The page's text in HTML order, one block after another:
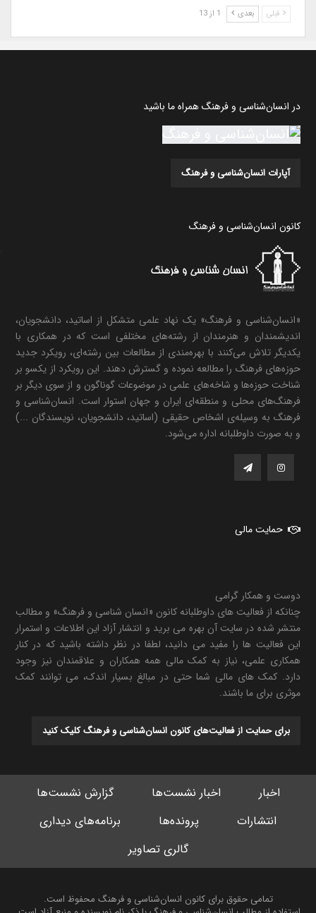
قبلی بعدی
در انسان‌شناسی و فرهنگ همراه ما باشید
آپارات انسان‌شناسی و فرهنگ
کانون انسان‌شناسی و فرهنگ
«انسان‌شناسی و فرهنگ» یک نهاد علمی متشکل از اساتید، دانشجویان،
اندیشمندان و هنرمندان از رشته‌های مختلفی است که در همکاری با
یکدیگر تلاش می‌کنند با بهره‌مندی از مطالعات بین رشته‌ای، رویکرد جدید
حوزه‌های فرهنگ را مطالعه نموده و گسترش دهند. این رویکرد از یکسو بر
شناخت حوزه‌ها و شاخه‌های علمی در موضوعات گوناگون و از سوی دیگر بر
فرهنگ‌های محلی و منطقه‌ای ایران و جهان استوار است. انسان‌شناسی و
فرهنگ به وسیله‌ی اشخاص حقیقی (اساتید، دانشجویان، نویسندگان ...)
و به صورت داوطلبانه اداره می‌شود.
حمایت مالی
دوست و همکار گرامی
چنانکه از فعالیت های داوطلبانه کانون «انسان شناسی و فرهنگ» و مطالب
منتشر شده در سایت آن بهره می برید و انتشار آزاد این اطلاعات و استمرار
این فعالیت ها را مفید می دانید، لطفا در نظر داشته باشید که در کنار
همکاری علمی، نیاز به کمک مالی همه همکاران و علاقمندان نیز وجود
دارد. کمک های مالی شما حتی در مبالغ بسیار اندک، می توانند کمک
موثری برای ما باشند.
برای حمایت از فعالیت‌های کانون انسان‌شناسی و فرهنگ کلیک کنید
اخبار اخبار نشست‌ها
گزارش نشست‌ها
انتشارات
پرونده‌ها
برنامه‌های دیداری
گالری تصاویر
تمامی حقوق برای کانون انسان‌شناسی و فرهنگ محفوظ است.